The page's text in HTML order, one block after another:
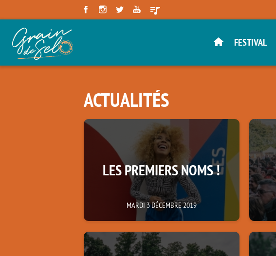
FESTIVAL
ACTUALITÉS
LES PREMIERS NOMS !
MARDI 3 DÉCEMBRE 2019